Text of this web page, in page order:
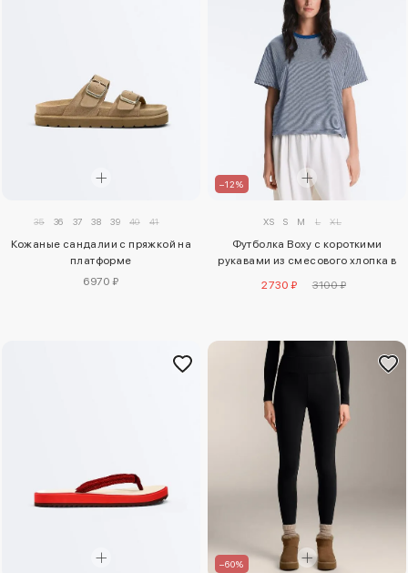
35 36 37 38 39 40 41
Кожаные сандалии с пряжкой на
платформе
6970 ₽
–12%
XS S M L XL
Футболка Boxy с короткими
рукавами из смесового хлопка в
2730 ₽ 3100 ₽
–60%